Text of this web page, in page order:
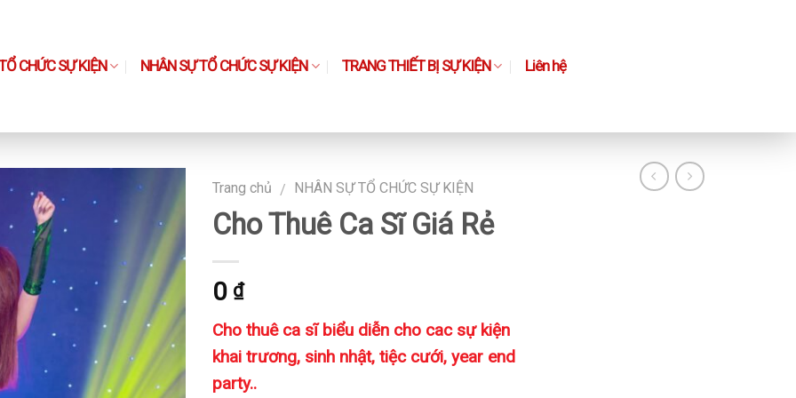
CHỨC SỰ KIỆN NHÂN SỰ TỔ CHỨC SỰ KIỆN TRANG THIẾT BỊ SỰ KIỆN Liên hệ
Trang chủ / NHÂN SỰ TỔ CHỨC SỰ KIỆN
Cho Thuê Ca Sĩ Giá Rẻ
0 ₫
Cho thuê ca sĩ biểu diễn cho cac sự kiện
khai trương, sinh nhật, tiệc cưới, year end
party..